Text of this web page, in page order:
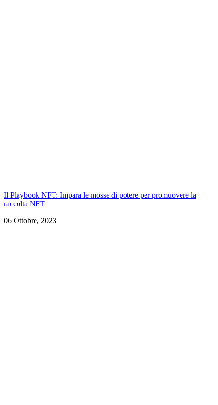
Il Playbook NFT: Impara le mosse di potere per promuovere la
raccolta NFT
06 Ottobre, 2023